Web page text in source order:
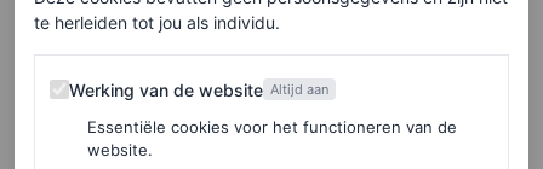
te herleiden tot jou als individu.
Werking van de website
Werking van de website Altijd aan
Essentiële cookies voor het functioneren van de
website.